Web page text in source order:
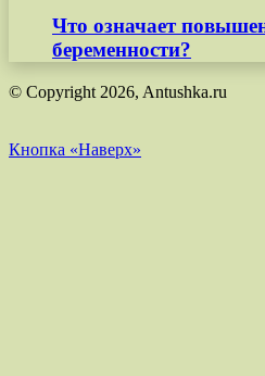
Что означает
беременности?
© Copyright 2026, Antushka.ru
Кнопка «Наверх»